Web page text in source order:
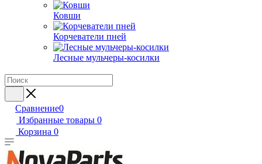
Ковши
Корчеватели пней
Лесные мульчеры-косилки
Сравнение0
Избранные товары 0
Корзина 0